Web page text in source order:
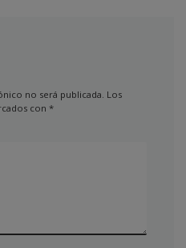
no será publicada. Los
con *